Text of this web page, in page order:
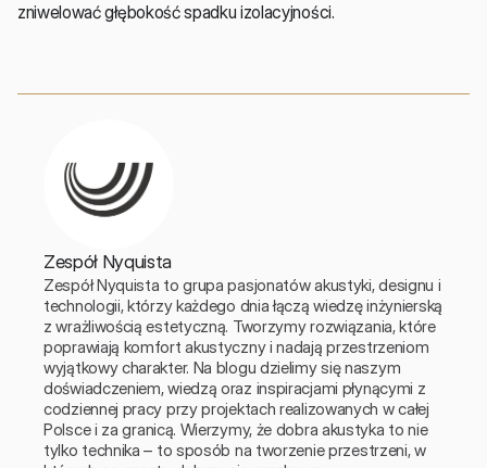
zniwelować głębokość spadku izolacyjności.
Zespół Nyquista
Zespół Nyquista to grupa pasjonatów akustyki, designu i
technologii, którzy każdego dnia łączą wiedzę inżynierską
z wrażliwością estetyczną. Tworzymy rozwiązania, które
poprawiają komfort akustyczny i nadają przestrzeniom
wyjątkowy charakter. Na blogu dzielimy się naszym
doświadczeniem, wiedzą oraz inspiracjami płynącymi z
codziennej pracy przy projektach realizowanych w całej
Polsce i za granicą. Wierzymy, że dobra akustyka to nie
tylko technika – to sposób na tworzenie przestrzeni, w